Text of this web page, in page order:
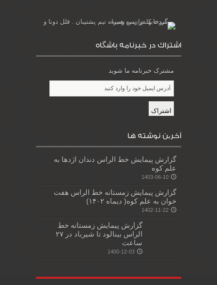
اشتراك در خبرنامه باشگاه
مشترک خبرنامه ما شوید
آخرین نوشته ها
گزارش پیمایش خط الراس دندان اژدها به
علم کوه
1403-06-10
گزارش پیمایش زمستانه خط الراس هفت
خوان به علم کوه( دیماه ۱۴۰۲)
1402-11-22
گزارش پیمایش زمستانه خط
الراس بینالود تا شیرباد در ۲۷
ساعت
1400-12-03